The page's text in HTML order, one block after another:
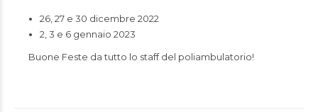
26, 27 e 30 dicembre 2022
2, 3 e 6 gennaio 2023
Buone Feste da tutto lo staff del poliambulatorio!